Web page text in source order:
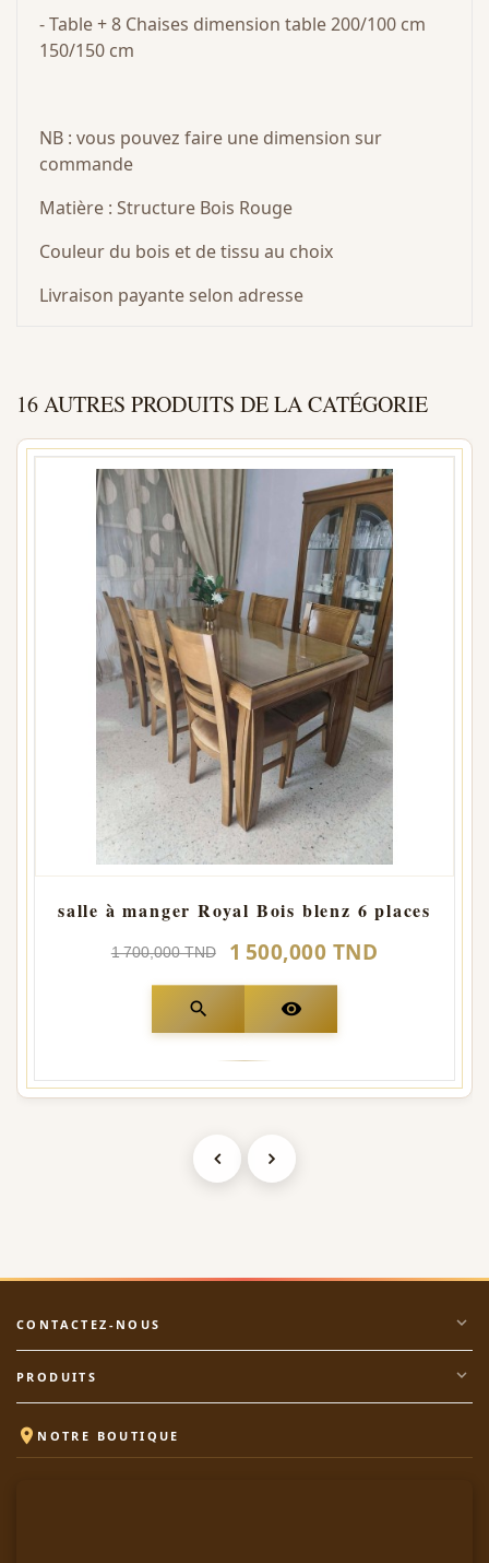
- Table + 8 Chaises dimension table 200/100 cm
150/150 cm
NB : vous pouvez faire une dimension sur
commande
Matière : Structure Bois Rouge
Couleur du bois et de tissu au choix
Livraison payante selon adresse
16 AUTRES PRODUITS DE LA CATÉGORIE
salle à manger Royal Bois blenz 6 places
1 700,000 TND 1 500,000 TND
search visibility
CONTACTEZ-NOUS expand_more
PRODUITS expand_more
 NOTRE BOUTIQUE